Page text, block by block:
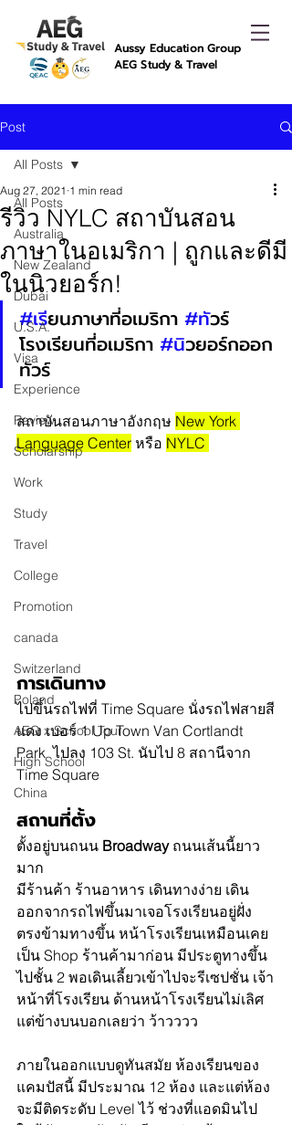
Aussy Education Group
AEG Study & Travel
Post
All Posts
Australia
New Zealand
Dubai
U.S.A.
Visa
Experience
Review
Scholarship
Work
Study
Travel
College
Promotion
canada
Switzerland
Poland
AEG x School Tour
High School
China
All Posts
รีวิว NYLC สถาบันสอน
ภาษาในอเมริกา | ถูกและดีมี
ในนิวยอร์ก!
Aug 27, 2021 1 min read
#เรียนภาษาที่อเมริกา #ทัวร์
โรงเรียนที่อเมริกา #นิวยอร์กออก
ทัวร์
สถาบันสอนภาษาอังกฤษ New York
Language Center หรือ NYLC
การเดินทาง
ไปขึ้นรถไฟที่ Time Square นั่งรถไฟสายสี
แดง เบอร์ 1 Up Town Van Cortlandt
Park  ไปลง 103 St. นับไป 8 สถานีจาก
Time Square
สถานที่ตั้ง
ตั้งอยู่บนถนน Broadway ถนนเส้นนี้ยาว
มาก
มีร้านค้า ร้านอาหาร เดินทางง่าย เดิน
ออกจากรถไฟขึ้นมาเจอโรงเรียนอยู่ฝั่ง
ตรงข้ามทางขึ้น หน้าโรงเรียนเหมือนเคย
เป็น Shop ร้านค้ามาก่อน มีประตูทางขึ้น
ไปชั้น 2 พอเดินเลี้ยวเข้าไปจะรีเซปชั่น เจ้า
หน้าที่โรงเรียน ด้านหน้าโรงเรียนไม่เลิศ
แต่ข้างบนบอกเลยว่า ว้าวววว
ภายในออกแบบดูทันสมัย ห้องเรียนของ
แคมปัสนี้ มีประมาณ 12 ห้อง และแต่ห้อง
จะมีติดระดับ Level ไว้ ช่วงที่แอดมินไป